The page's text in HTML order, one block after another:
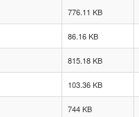
776.11 KB
86.16 KB
815.18 KB
103.36 KB
744 KB